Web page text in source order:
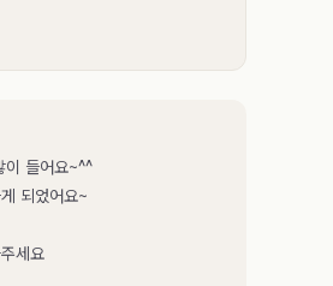
이 들어요~^^
되었어요~
세요